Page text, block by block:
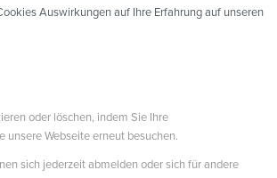
Auswirkungen auf Ihre Erfahrung auf unseren
oder löschen, indem Sie Ihre
Webseite erneut besuchen.
sich jederzeit abmelden oder sich für andere